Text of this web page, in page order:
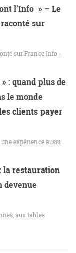
l’Info » – Le
sur
sur France Info -
: quand plus de
le monde
clients payer
expérience aussi
la restauration
devenue
aux tables